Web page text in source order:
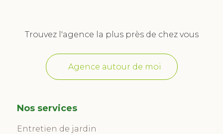
Trouvez l'agence la plus près de chez vous
Agence autour de moi
Nos services
Entretien de jardin